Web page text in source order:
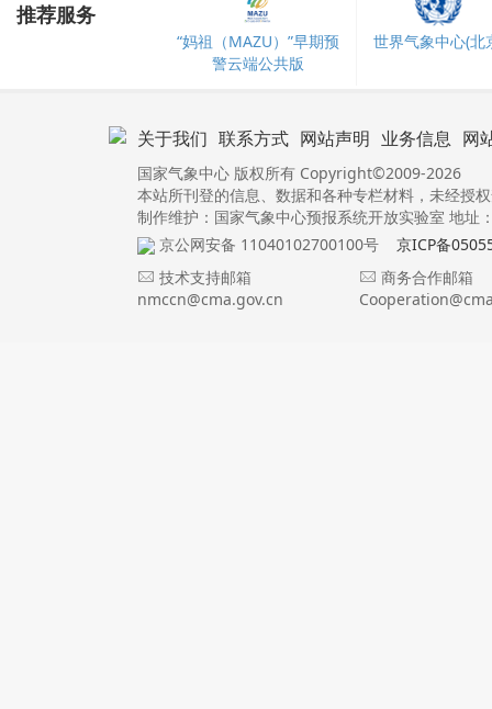
推荐服务
“妈祖（MAZU）”早期预
警云端公共版
世界气象中心(北
关于我们 联系方式 网站声明 业务信息 网
国家气象中心 版权所有 Copyright©2009-2026
本站所刊登的信息、数据和各种专栏材料，未经授
制作维护：国家气象中心预报系统开放实验室 地址
京公网安备 11040102700100号
京ICP备
技术支持邮箱
nmccn@cma.gov.cn
商务合作邮箱